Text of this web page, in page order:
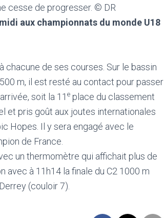
cesse de progresser. © DR
aux championnats du monde U18
chacune de ses courses. Sur le bassin
m, il est resté au contact pour passer
soit la 11 e place du classement
et pris goût aux joutes internationales
Hopes. Il y sera engagé avec le
de France.
un thermomètre qui affichait plus de
avec à 11h14 la finale du C2 1000 m
(couloir 7).